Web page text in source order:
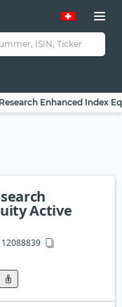
Enhanced Index
Active